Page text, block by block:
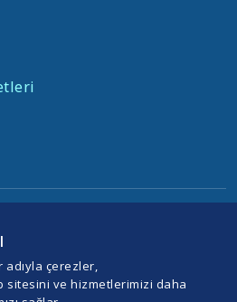
adıyla çerezler,
sitesini ve hizmetlerimizi daha